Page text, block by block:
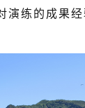
练的成果